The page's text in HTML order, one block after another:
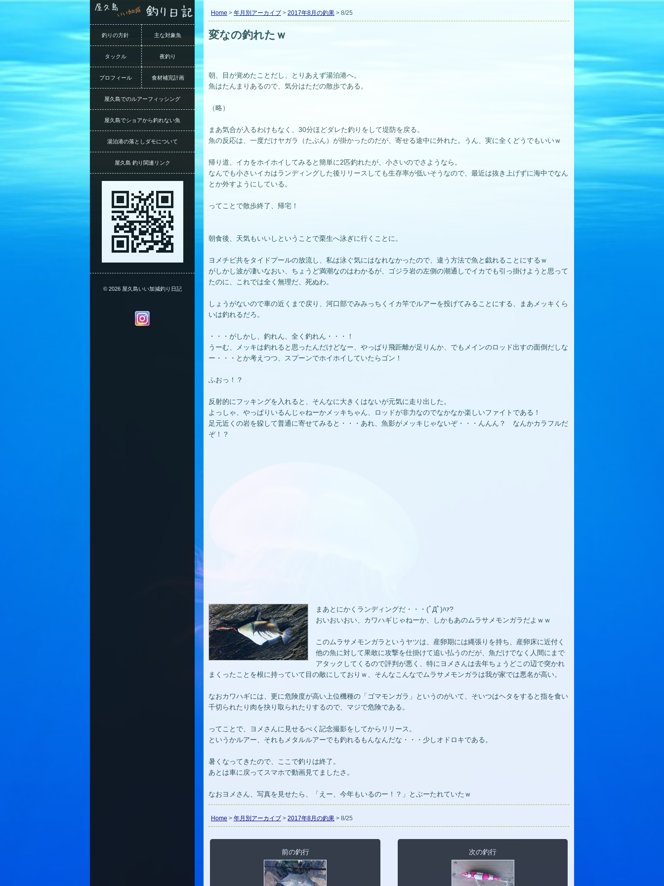
Home > 年月別アーカイブ > 2017年8月の釣果 > 8/25
変なの釣れたｗ
​朝、目が覚めたことだし、とりあえず湯泊港へ。
魚はたんまりあるので、気分はただの散歩である。
（略）
まあ気合が入るわけもなく、30分ほどダレた釣りをして堤防を戻る。
魚の反応は、一度だけヤガラ（たぶん）が掛かったのだが、寄せる途中に外れた。うん、実に全く​どうでもいいｗ
帰り道、イカをホイホイしてみると簡単に2匹釣れたが、小さいのでさようなら。
なんでも小さいイカはランディングした後リリースしても生存率が低いそうなので、最近は抜き上げずに海中でなん
とか外すようにしている。
ってことで散歩終了、帰宅！
朝食後、天気もいいしということで栗生へ泳ぎに行くことに。
ヨメチビ共をタイドプールの放流し、私は泳ぐ気にはなれなかったので、違う方法で魚と戯れることにするｗ
がしかし波が凄いなおい、ちょうど満潮なのはわかるが、ゴジラ岩の左側の潮通しでイカでも引っ掛けようと思って
たのに、これでは全く無理だ、死ぬわ。
しょうがないので車の近くまで戻り、河口部でみみっちくイカ竿でルアーを投げてみることにする、まあメッキくら
いは釣れるだろ。
・・・がしかし、釣れん、全く釣れん・・・！
うーむ、メッキは釣れると思ったんだけどなー、やっぱり飛距離が足りんか、でもメインのロッド出すの面倒だしな
ー・・・とか考えつつ、スプーンでホイホイしていたらゴン！
ふおっ！？
反射的にフッキングを入れると、そんなに大きくはないが元気に走り出した。
よっしゃ、やっぱりいるんじゃねーかメッキちゃん、ロッドが非力なのでなかなか楽しいファイトである！
足元近くの岩を躱して普通に寄せてみると・・・あれ、魚影がメッキじゃないぞ・・・んんん？ なんかカラフルだ
ぞ！？
まあとにかくランディングだ・・・(ﾟДﾟ)ﾊｧ?
おいおいおい、カワハギじゃねーか、しかもあのムラサメモンガラだよｗｗ
このムラサメモンガラというヤツは、産卵期には縄張りを持ち、産卵床に近付く
他の魚に対して果敢に攻撃を仕掛けて追い払うのだが、魚だけでなく人間にまで
アタックしてくるので評判が悪く、特にヨメさんは去年ちょうどこの辺で突かれ
まくったことを根に持っていて目の敵にしておりｗ、そんなこんなでムラサメモンガラは我が家では悪名が高い。
なおカワハギには、更に危険度が高い上位機種の「ゴマモンガラ」というのがいて、そいつはヘタをすると指を食い
千切られたり肉を抉り取られたりするので、マジで危険である。
ってことで、ヨメさんに見せるべく記念撮影をしてからリリース。
というかルアー、それもメタルルアーでも釣れるもんなんだな・・・少しオドロキである。
暑くなってきたので、ここで釣りは終了。
あとは車に戻ってスマホで動画見てましたさ。
なおヨメさん、写真を見せたら、「えー、今年もいるのー！？」とぶーたれていたｗ
Home > 年月別アーカイブ > 2017年8月の釣果 > 8/25
前の釣行 次の釣行
釣りの方針 主な対象魚
タックル 夜釣り
プロフィール 食材補完計画
屋久島でのルアーフィッシング
屋久島でショアから釣れない魚
湯泊港の落としダモについて
屋久島 釣り関連リンク
© 2026 屋久島いい加減釣り日記